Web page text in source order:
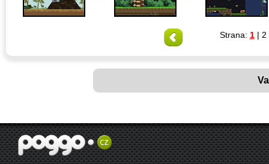
Strana: 1| 2